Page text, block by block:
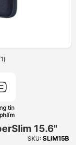
1)
tin
15.6"
SKU: SLIM15B